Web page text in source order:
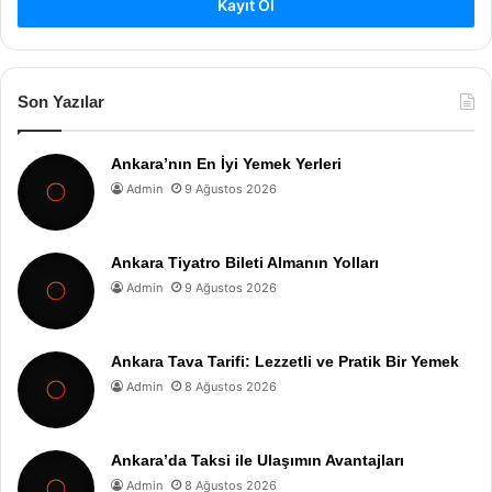
Kayıt Ol
Son Yazılar
Ankara’nın En İyi Yemek Yerleri
Admin 9 Ağustos 2026
Ankara Tiyatro Bileti Almanın Yolları
Admin 9 Ağustos 2026
Ankara Tava Tarifi: Lezzetli ve Pratik Bir Yemek
Admin 8 Ağustos 2026
Ankara’da Taksi ile Ulaşımın Avantajları
Admin 8 Ağustos 2026